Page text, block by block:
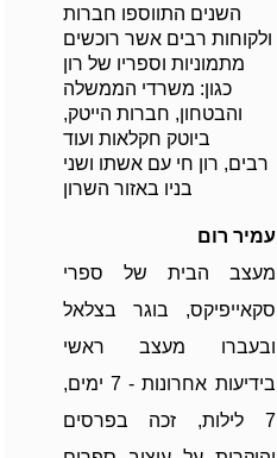
השנים התווספו חברות
ולקוחות רבים אשר רוכשים
מתמוניות וספריו של רון
כגון: משרדי הממשלה
והבטחון, חברות הייטק,
ביוטק חקלאות ועוד
רבים, רון חי עם אשתו ושני
בניו באזור השרון
עמיר רום
מעצב הבית של ספרי
סקאייפיקס, בוגר בצלאל
ובעברו מעצב ראשי
בידיעות אחרונות - 7 ימים,
7 לילות, זכה בפרסים